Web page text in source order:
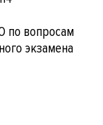
по вопросам
экзамена